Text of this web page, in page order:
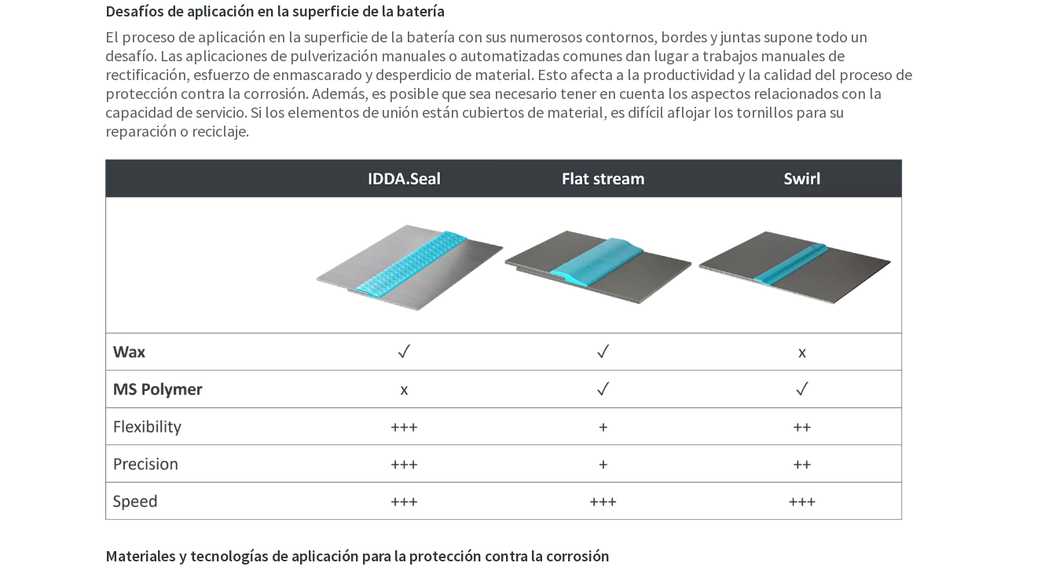
Desafíos de aplicación en la superficie de la batería
El proceso de aplicación en la superficie de la batería con sus numerosos contornos, bordes y juntas supone todo un
desafío. Las aplicaciones de pulverización manuales o automatizadas comunes dan lugar a trabajos manuales de
rectificación, esfuerzo de enmascarado y desperdicio de material. Esto afecta a la productividad y la calidad del proceso de
protección contra la corrosión. Además, es posible que sea necesario tener en cuenta los aspectos relacionados con la
capacidad de servicio. Si los elementos de unión están cubiertos de material, es difícil aflojar los tornillos para su
reparación o reciclaje.
Materiales y tecnologías de aplicación para la protección contra la corrosión